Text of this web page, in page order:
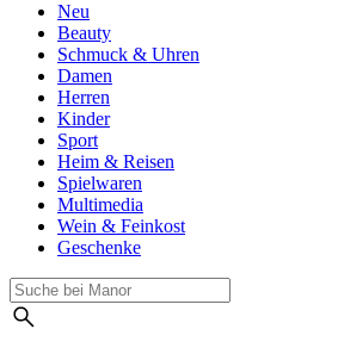
Neu
Beauty
Schmuck & Uhren
Damen
Herren
Kinder
Sport
Heim & Reisen
Spielwaren
Multimedia
Wein & Feinkost
Geschenke